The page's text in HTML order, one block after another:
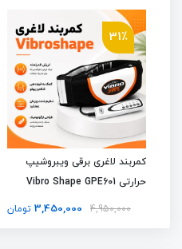
کمربند لاغری برقی ویبروشیپ
حرارتی Vibro Shape GPE601
4,950,000
31٪
3,450,000 تومان